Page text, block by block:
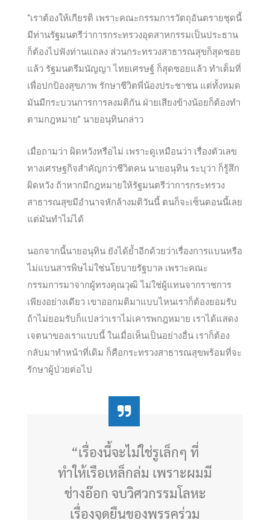
“เราต้องให้เกียรติ เพราะคณะกรรมการวัตถุอันตรายชุดนี้
มีท่านรัฐมนตรีว่าการกระทรวงอุตสาหกรรมเป็นประธาน
ก็ต้องไปฟังท่านแถลง ส่วนกระทรวงสาธารณสุขก็สุดซอย
แล้ว รัฐมนตรีมนัญญา ไทยเศรษฐ์ ก็สุดซอยแล้ว ทำเต็มที่
เพื่อปกป้องสุขภาพ รักษาชีวิตพี่น้องประชาชน แต่ทั้งหมด
มันมีกระบวนการการลงมติกัน ฝ่ายเสียงข้างน้อยก็ต้องทำ
ตามกฎหมาย” นายอนุทินกล่าว
เมื่อถามว่า ผิดหวังหรือไม่ เพราะดูเหมือนว่า เรื่องตัวเลข
ทางเศรษฐกิจสำคัญกว่าชีวิตคน นายอนุทิน ระบุว่า ก็รู้สึก
ผิดหวัง ถ้าหากมีกฎหมายให้รัฐมนตรีว่าการกระทรวง
สาธารณสุขมีอำนาจหักล้างมติวันนี้ ตนก็จะเซ็นตอนนี้เลย
แต่มันทำไม่ได้
นอกจากนี้นายอนุทิน ยังได้ย้ำอีกด้วยว่าเรื่องการแบนหรือ
ไม่แบนสารพิษไม่ใช่นโยบายรัฐบาล เพราะคณะ
กรรมการมาจากผู้ทรงคุณวุฒิ ไม่ใช่ผู้แทนจากราชการ
เพียงอย่างเดียว เขาออกมติมาแบบไหนเราก็ต้องยอมรับ
ถ้าไม่ยอมรับก็แปลว่าเราไม่เคารพกฎหมาย เราได้แสดง
เจตนาของเราแบบนี้ ในเมื่อเห็นเป็นอย่างอื่น เราก็ต้อง
กลับมาทำหน้าที่เดิม ก็คือกระทรวงสาธารณสุขพร้อมที่จะ
รักษาผู้ป่วยต่อไป
“เรื่องนี้จะไม่ใช่รูเล็กๆ ที่
ทำให้เรือเหล็กล่ม เพราะผมมี
ช่างอ๊อก จบวิศวกรรมโลหะ
เรื่องจุดยืนของพรรคร่วม